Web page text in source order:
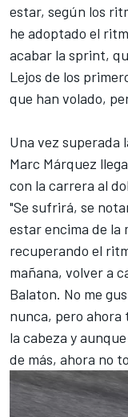
estar, según los
he adoptado el
acabar la sprint,
Lejos de los
que han volado,
Una vez superada
Marc Márquez
con la carrera al
"Se sufrirá, se
estar encima de la
recuperando el
mañana, volver a
Balaton. No me
nunca, pero ahora
la cabeza y
de más, ahora no